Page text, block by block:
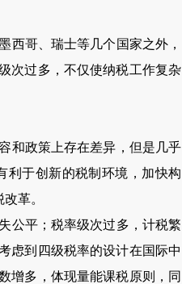
西哥、瑞士等几个国家之外，
次过多，不仅使纳税工作复杂
和政策上存在差异，但是几乎
利于创新的税制环境，加快构
革。
公平；税率级次过多，计税繁
虑到四级税率的设计在国际中
增多，体现量能课税原则，同